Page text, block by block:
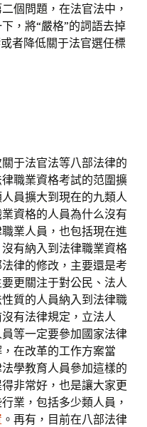
個問題，在法官法中，
，將“嚴格”的詞語去掉
者降低關于法官選任標
于法官法等八部法律的
職業資格考試的范圍擴
員擴大到現在的九類人
資格的人員為什么沒有
業人員，也包括現在進
有納入到法律職業資格
律的修改，主要還是考
更關注于對公民、法人
質的人員納入到法律職
有法律規定，立法人
等一定要參加國家法律
在改革的工作方案當
學教育人員參加這樣的
非常好，也是讓大家更
業，包括多少類人員，
。再有，目前在八部法律